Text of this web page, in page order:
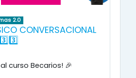
2.0
CONVERSACIONAL
curso Becarios! 🎉